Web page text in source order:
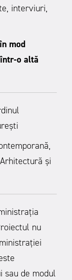
interviuri,
mod
o altă
și
nu
sau de modul